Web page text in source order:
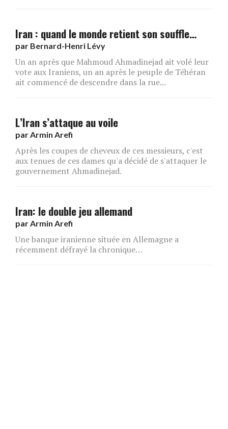
Iran : quand le monde retient son souffle…
par Bernard-Henri Lévy
Un an après que Mahmoud Ahmadinejad ait volé leur
vote aux Iraniens, un an après le peuple de Téhéran
ait commencé de descendre dans la rue...
L’Iran s’attaque au voile
parArmin Arefi
Après les coupes de cheveux de ces messieurs, c'est
aux tenues de ces dames qu'a décidé de s'attaquer le
gouvernement Ahmadinejad.
Iran: le double jeu allemand
parArmin Arefi
Une banque iranienne située en Allemagne a
récemment défrayé la chronique…